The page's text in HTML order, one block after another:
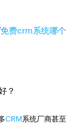
免费crm系统哪个
CRM系统厂商甚至